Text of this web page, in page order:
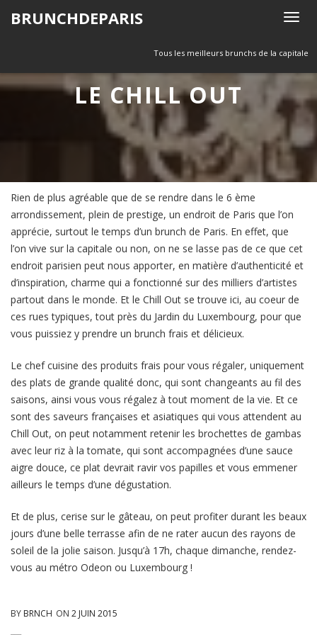
T
g
g
e
n
v
BRUNCHDEPARIS
Tous les meilleurs brunchs de la capitale
LE CHILL OUT
Rien de plus agréable que de se rendre dans le 6 ème
arrondissement, plein de prestige, un endroit de Paris que l’on
apprécie, surtout le temps d’un brunch de Paris. En effet, que
l’on vive sur la capitale ou non, on ne se lasse pas de ce que cet
endroit parisien peut nous apporter, en matière d’authenticité et
d’inspiration, charme qui a fonctionné sur des milliers d’artistes
partout dans le monde. Et le Chill Out se trouve ici, au coeur de
ces rues typiques, tout près du Jardin du Luxembourg, pour que
vous puissiez y prendre un brunch frais et délicieux.
Le chef cuisine des produits frais pour vous régaler, uniquement
des plats de grande qualité donc, qui sont changeants au fil des
saisons, ainsi vous vous régalez à tout moment de la vie. Et ce
sont des saveurs françaises et asiatiques qui vous attendent au
Chill Out, on peut notamment retenir les brochettes de gambas
avec leur riz à la tomate, qui sont accompagnées d’une sauce
aigre douce, ce plat devrait ravir vos papilles et vous emmener
ailleurs le temps d’une dégustation.
Et de plus, cerise sur le gâteau, on peut profiter durant les beaux
jours d’une belle terrasse afin de ne rater aucun des rayons de
soleil de la jolie saison. Jusqu’à 17h, chaque dimanche, rendez-
vous au métro Odeon ou Luxembourg !
BY BRNCH ON 2 JUIN 2015